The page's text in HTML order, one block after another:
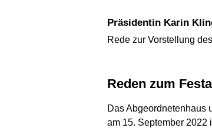
Präsidentin Karin
Rede zur Vorstellung
Reden zum
Das Abgeordnetenhaus
am 15. September 2022